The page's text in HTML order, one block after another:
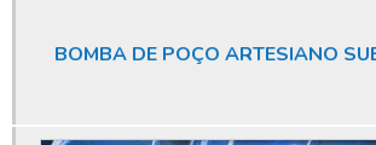
Empresa especializada em limpeza de poço
BOMBA DE POÇO ARTESIANO